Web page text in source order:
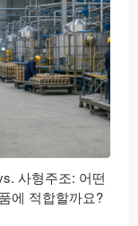
사형주조: 어떤
에 적합할까요?